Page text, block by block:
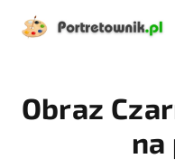
Obraz
na